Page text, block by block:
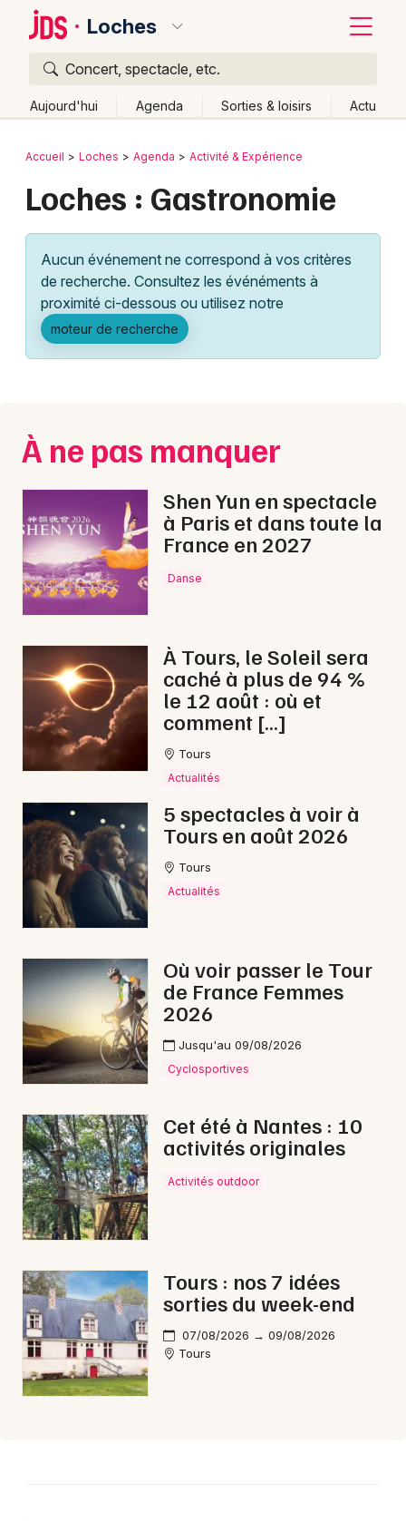
Loches
Concert, spectacle, etc.
Aujourd'hui Agenda Sorties & loisirs Actu
Publier un événement
Grands événements
Activité & Expérience
Manifestations
Spectacles
Concerts
Sports
Soirées
Sorties famille
Expos
Sorties & loisirs
Gastronomie en Indre-et-Loire
Gastronomie dans le Centre-Val de Loire
Artistes en tournée
Actus à Loches
Magazine à Loches
37 - Indre-et-Loire
Choisir mes départements
Mon email
Bordeaux
Lille
Lyon
Marseille
Nantes
Nice
Paris
Strasbourg
Toulouse
Retour
Accueil Loches Agenda Activité & Expérience
Loches : Gastronomie
Aucun événement ne correspond à vos critères
de recherche. Consultez les événéments à
proximité ci-dessous ou utilisez notre
moteur de recherche
À ne pas manquer
Shen Yun en spectacle
à Paris et dans toute la
France en 2027
Danse
À Tours, le Soleil sera
caché à plus de 94 %
le 12 août : où et
comment […]
Tours
Actualités
5 spectacles à voir à
Tours en août 2026
Tours
Actualités
Où voir passer le Tour
de France Femmes
2026
Jusqu'au 09/08/2026
Cyclosportives
Cet été à Nantes : 10
activités originales
Activités outdoor
Tours : nos 7 idées
sorties du week-end
07/08/2026 → 09/08/2026
Tours
Quoi ?
Où ?
Partout
Près de moi Changer de lieu
Quand ?
Ce week-end